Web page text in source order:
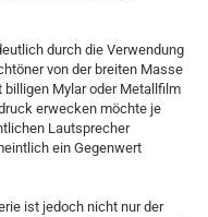
durch die Verwendung
von der breiten Masse
Mylar oder Metallfilm
erwecken möchte je
Lautsprecher
ein Gegenwert
ist jedoch nicht nur der